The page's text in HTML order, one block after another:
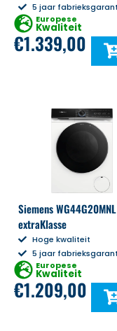
5 jaar
Europese
Kwaliteit
€1.339,00
Siemens WG44G20MNL
extraKlasse
Hoge kwaliteit
5 jaar
Europese
Kwaliteit
€1.209,00